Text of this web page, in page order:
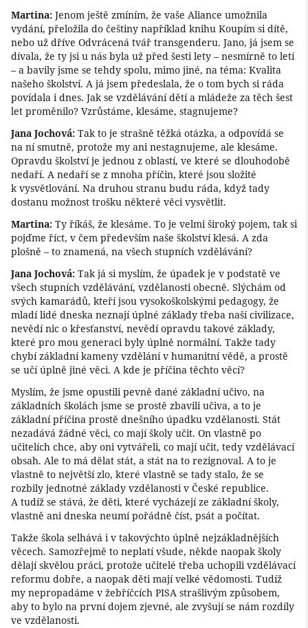
Martina: Jenom ještě zmíním, že vaše Aliance umožnila
vydání, přeložila do češtiny například knihu Koupím si dítě,
nebo už dříve Odvrácená tvář transgenderu. Jano, já jsem se
dívala, že ty jsi u nás byla už před šesti lety – nesmírně to letí
– a bavily jsme se tehdy spolu, mimo jiné, na téma: Kvalita
našeho školství. A já jsem předeslala, že o tom bych si ráda
povídala i dnes. Jak se vzdělávání dětí a mládeže za těch šest
let proměnilo? Vzrůstáme, klesáme, stagnujeme?
Jana Jochová: Tak to je strašně těžká otázka, a odpovídá se
na ní smutně, protože my ani nestagnujeme, ale klesáme.
Opravdu školství je jednou z oblastí, ve které se dlouhodobě
nedaří. A nedaří se z mnoha příčin, které jsou složité
k vysvětlování. Na druhou stranu budu ráda, když tady
dostanu možnost trošku některé věci vysvětlit.
Martina: Ty říkáš, že klesáme. To je velmi široký pojem, tak si
pojďme říct, v čem především naše školství klesá. A zda
plošně – to znamená, na všech stupních vzdělávání?
Jana Jochová: Tak já si myslím, že úpadek je v podstatě ve
všech stupních vzdělávání, vzdělanosti obecně. Slýchám od
svých kamarádů, kteří jsou vysokoškolskými pedagogy, že
mladí lidé dneska neznají úplné základy třeba naší civilizace,
nevědí nic o křesťanství, nevědí opravdu takové základy,
které pro mou generaci byly úplně normální. Takže tady
chybí základní kameny vzdělání v humanitní vědě, a prostě
se učí úplně jiné věci. A kde je příčina těchto věcí?
Myslím, že jsme opustili pevně dané základní učivo, na
základních školách jsme se prostě zbavili učiva, a to je
základní příčina prostě dnešního úpadku vzdělanosti. Stát
nezadává žádné věci, co mají školy učit. On vlastně po
učitelích chce, aby oni vytvářeli, co mají učit, tedy vzdělávací
obsah. Ale to má dělat stát, a stát na to rezignoval. A to je
vlastně to největší zlo, které vlastně se tady stalo, že se
rozbily jednotné základy vzdělanosti v České republice.
A tudíž se stává, že děti, které vycházejí ze základní školy,
vlastně ani dneska neumí pořádně číst, psát a počítat.
Takže škola selhává i v takovýchto úplně nejzákladnějších
věcech. Samozřejmě to neplatí všude, někde naopak školy
dělají skvělou práci, protože učitelé třeba uchopili vzdělávací
reformu dobře, a naopak děti mají velké vědomosti. Tudíž
my nepropadáme v žebříčcích PISA strašlivým způsobem,
aby to bylo na první dojem zjevné, ale zvyšují se nám rozdíly
ve vzdělanosti.